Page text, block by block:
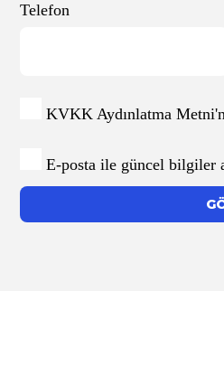
Telefon
KVKK Aydınlatma Metni
E-posta ile güncel bilgiler